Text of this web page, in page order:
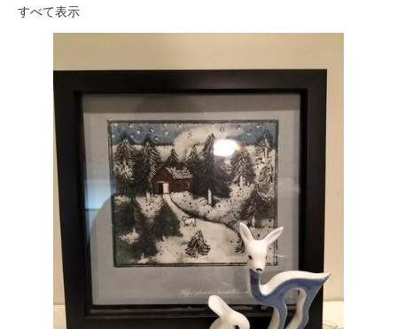
すべて表示